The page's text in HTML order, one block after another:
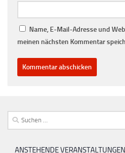
Name, E-Mail-Adresse und
meinen nächsten Kommentar
Suchen
nach:
ANSTEHENDE VERANSTALTUNGEN